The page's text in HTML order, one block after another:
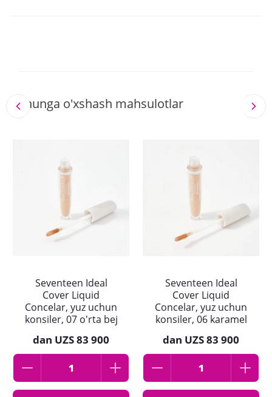
Shunga o'xshash mahsulotlar
Seventeen Ideal
Cover Liquid
Concelar, yuz uchun
konsiler, 07 o'rta bej
dan UZS 83 900
Seventeen Ideal
Cover Liquid
Concelar, yuz uchun
konsiler, 06 karamel
dan UZS 83 900